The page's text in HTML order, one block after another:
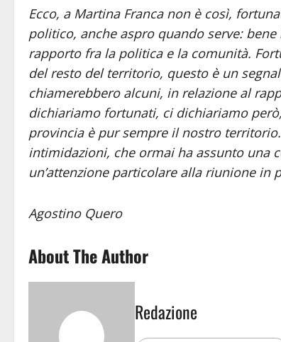
Ecco, a Martina Franca non è così,
politico, anche aspro quando serve:
rapporto fra la politica e la comunità.
del resto del territorio, questo è un
chiamerebbero alcuni, in relazione al
dichiariamo fortunati, ci dichiariamo
provincia è pur sempre il nostro
intimidazioni, che ormai ha assunto una
un’attenzione particolare alla riunione in
Agostino Quero
About The Author
Redazione